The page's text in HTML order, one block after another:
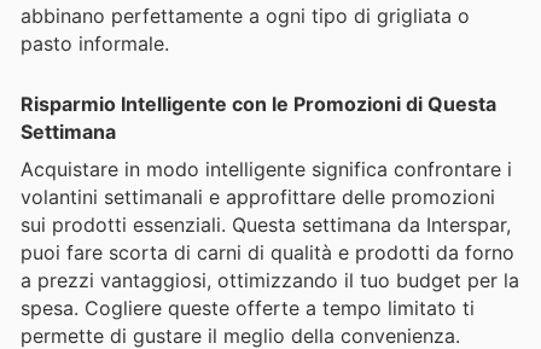
abbinano perfettamente a ogni tipo di grigliata o
pasto informale.
Risparmio Intelligente con le Promozioni di Questa
Settimana
Acquistare in modo intelligente significa confrontare i
volantini settimanali e approfittare delle promozioni
sui prodotti essenziali. Questa settimana da Interspar,
puoi fare scorta di carni di qualità e prodotti da forno
a prezzi vantaggiosi, ottimizzando il tuo budget per la
spesa. Cogliere queste offerte a tempo limitato ti
permette di gustare il meglio della convenienza.